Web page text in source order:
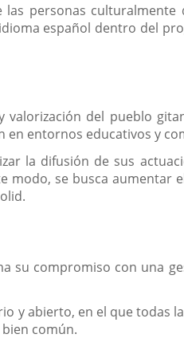
personas culturalmente
español dentro del
valorización del pueblo
en entornos educativos y
la difusión de sus
modo, se busca aumentar
su compromiso con una
y abierto, en el que todas
común.